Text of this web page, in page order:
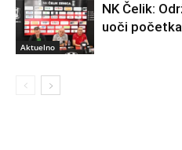
Aktuelno
NK Čelik:
uoči